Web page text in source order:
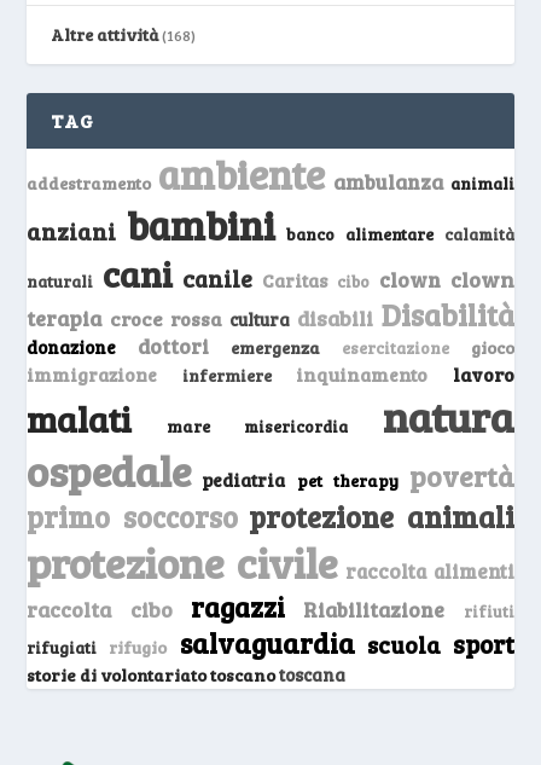
Altre attività(168)
TAG
addestramento ambiente ambulanza animali
anziani bambini banco alimentare calamità
naturali cani canile Caritas cibo clown clown
terapia croce rossa cultura disabili Disabilità
donazione dottori emergenza esercitazione gioco
immigrazione infermiere inquinamento lavoro
malati mare misericordia natura
ospedale pediatria pet therapy povertà
primo soccorso protezione animali
protezione civile raccolta alimenti
raccolta cibo ragazzi Riabilitazione
rifiuti
rifugiati
rifugio salvaguardia scuola sport
storie di volontariato toscanotoscana